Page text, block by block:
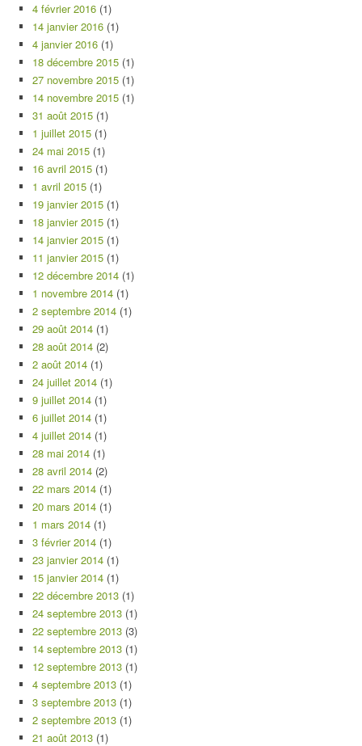
4 février 2016 (1)
14 janvier 2016 (1)
4 janvier 2016 (1)
18 décembre 2015 (1)
27 novembre 2015 (1)
14 novembre 2015 (1)
31 août 2015 (1)
1 juillet 2015 (1)
24 mai 2015 (1)
16 avril 2015 (1)
1 avril 2015 (1)
19 janvier 2015 (1)
18 janvier 2015 (1)
14 janvier 2015 (1)
11 janvier 2015 (1)
12 décembre 2014 (1)
1 novembre 2014 (1)
2 septembre 2014 (1)
29 août 2014 (1)
28 août 2014 (2)
2 août 2014 (1)
24 juillet 2014 (1)
9 juillet 2014 (1)
6 juillet 2014 (1)
4 juillet 2014 (1)
28 mai 2014 (1)
28 avril 2014 (2)
22 mars 2014 (1)
20 mars 2014 (1)
1 mars 2014 (1)
3 février 2014 (1)
23 janvier 2014 (1)
15 janvier 2014 (1)
22 décembre 2013 (1)
24 septembre 2013 (1)
22 septembre 2013 (3)
14 septembre 2013 (1)
12 septembre 2013 (1)
4 septembre 2013 (1)
3 septembre 2013 (1)
2 septembre 2013 (1)
21 août 2013 (1)